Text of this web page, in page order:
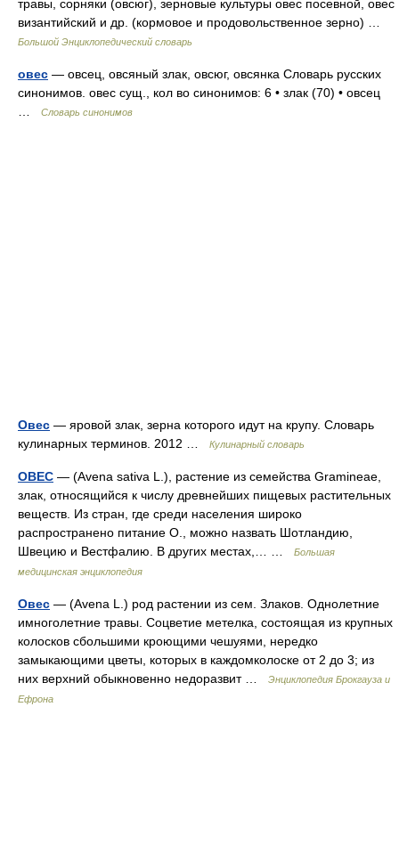
травы, сорняки (овсюг), зерновые культуры овес посевной, овес
византийский и др. (кормовое и продовольственное зерно) …
Большой Энциклопедический словарь
овес — овсец, овсяный злак, овсюг, овсянка Словарь русских
синонимов. овес сущ., кол во синонимов: 6 • злак (70) • овсец
Словарь синонимов
Овес — яровой злак, зерна которого идут на крупу. Словарь
кулинарных терминов. 2012 …
Кулинарный словарь
ОВЕС — (Avena sativa L.), растение из семейства Gramineae,
злак, относящийся к числу древнейших пищевых растительных
веществ. Из стран, где среди населения широко
распространено питание О., можно назвать Шотландию,
Швецию и Вестфалию. В других местах,… …
Большая
медицинская энциклопедия
Овес — (Avena L.) род растении из сем. Злаков. Однолетние
имноголетние травы. Соцветие метелка, состоящая из крупных
колосков сбольшими кроющими чешуями, нередко
замыкающими цветы, которых в каждомколоске от 2 до 3; из
них верхний обыкновенно недоразвит …
Энциклопедия Брокгауза и
Ефрона